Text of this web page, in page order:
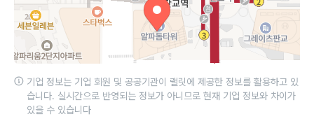
기업 정보는 기업 회원 및 공공기관이 랠릿에 제공한 정보를 활용하고 있
습니다. 실시간으로 반영되는 정보가 아니므로 현재 기업 정보와 차이가
있을 수 있습니다